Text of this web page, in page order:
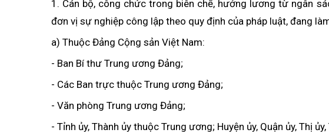
1. Cán bộ, công chức trong biên chế, hưởng lương từ ngân
đơn vị sự nghiệp công lập theo quy định của pháp luật, đang
a) Thuộc Đảng Cộng sản Việt Nam:
- Ban Bí thư Trung ương Đảng;
- Các Ban trực thuộc Trung ương Đảng;
- Văn phòng Trung ương Đảng;
- Tỉnh ủy, Thành ủy thuộc Trung ương; Huyện ủy, Quận ủy, Thị